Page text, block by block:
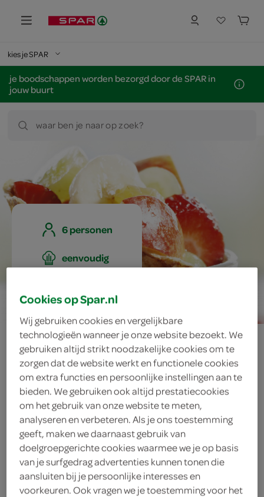
kies je SPAR
je boodschappen worden bezorgd door de SPAR in
jouw buurt
waar ben je naar op zoek?
6 personen
eenvoudig
wrapper met
bonte fruitsalade
ingrediënten
6 pannenkoeken
Cookies op Spar.nl
Wij gebruiken cookies en vergelijkbare
technologieën wanneer je onze website bezoekt. We
gebruiken altijd strikt noodzakelijke cookies om te
zorgen dat de website werkt en functionele cookies
om extra functies en persoonlijke instellingen aan te
bieden. We gebruiken ook altijd prestatiecookies
om het gebruik van onze website te meten,
analyseren en verbeteren. Als je ons toestemming
geeft, maken we daarnaast gebruik van
doelgroepgerichte cookies waarmee we je op basis
van je surfgedrag advertenties kunnen tonen die
aansluiten bij je persoonlijke interesses en
voorkeuren. Ook vragen we je toestemming voor het